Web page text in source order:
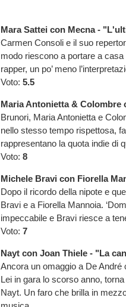
Mara Sattei con Mecna -
Carmen Consoli e il suo
modo riescono a portare a
rapper, un po’ meno
Voto: 5.5
Maria Antonietta &
Brunori, Maria Antonietta e
nello stesso tempo rispettosa,
rappresentano la quota indie di
Voto: 8
Michele Bravi con Fiorella
Dopo il ricordo della nipote e
Bravi e a Fiorella Mannoia.
impeccabile e Bravi riesce a
Voto: 7
Nayt con Joan Thiele - "La
Ancora un omaggio a De
Lei in gara lo scorso anno,
Nayt. Un faro che brilla in